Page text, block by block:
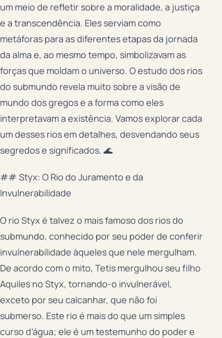
um meio de refletir sobre a moralidade, a justiça
e a transcendência. Eles serviam como
metáforas para as diferentes etapas da jornada
da alma e, ao mesmo tempo, simbolizavam as
forças que moldam o universo. O estudo dos rios
do submundo revela muito sobre a visão de
mundo dos gregos e a forma como eles
interpretavam a existência. Vamos explorar cada
um desses rios em detalhes, desvendando seus
segredos e significados. 🌊
## Styx: O Rio do Juramento e da
Invulnerabilidade
O rio Styx é talvez o mais famoso dos rios do
submundo, conhecido por seu poder de conferir
invulnerabilidade àqueles que nele mergulham.
De acordo com o mito, Tetis mergulhou seu filho
Aquiles no Styx, tornando-o invulnerável,
exceto por seu calcanhar, que não foi
submerso. Este rio é mais do que um simples
curso d’água; ele é um testemunho do poder e